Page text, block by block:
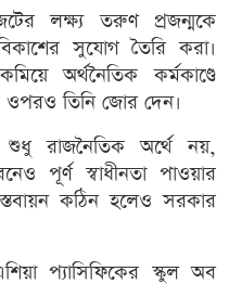
লক্ষ্য তরুণ প্রজন্মকে
সুযোগ তৈরি করা।
অর্থনৈতিক কর্মকাণ্ডে
ওপরও তিনি জোর দেন।
রাজনৈতিক অর্থে নয়,
পূর্ণ স্বাধীনতা পাওয়ার
কঠিন হলেও সরকার
প্যাসিফিকের স্কুল অব